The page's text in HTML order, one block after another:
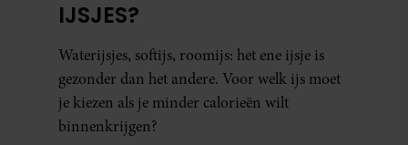
IJSJES?
Waterijsjes, softijs, roomijs: het ene ijsje is
gezonder dan het andere. Voor welk ijs moet
je kiezen als je minder calorieën wilt
binnenkrijgen?